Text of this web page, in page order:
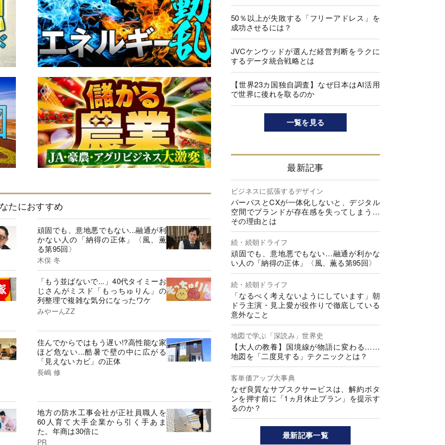
たにおすすめ
頑固でも、意地悪でもない...融通が利
かない人の「納得の正体」〈風、薫
る第95回〉
木俣 冬
「もう並ばないで...」40代タイミーお
じさんがミスド「もっちゅりん」の
列整理で複雑な気分になったワケ
みやーんZZ
住んでからではもう遅い!?高性能な家
ほど危ない...酷暑で壁の中に広がる
「見えないカビ」の正体
長嶋 修
地方の防水工事会社が正社員職人を
60人育て大手企業から引く手あま
た。年商は30倍に
PR
50％以上が失敗する「フリーアドレス」を
成功させるには？
JVCケンウッドが選んだ経営判断をラクに
するデータ統合戦略とは
【世界23カ国独自調査】なぜ日本はAI活用
で世界に後れを取るのか
一覧を見る
最新記事
ビジネスに拡張するデザイン
パーパスとCXが一体化しないと、デジタル
空間でブランドが存在感を失ってしまう…
その理由とは
続・続朝ドライフ
頑固でも、意地悪でもない…融通が利かな
い人の「納得の正体」〈風、薫る第95回〉
続・続朝ドライフ
「なるべく考えないようにしています」朝
ドラ主演・見上愛が役作りで徹底している
意外なこと
地図で学ぶ「深読み」世界史
【大人の教養】国境線が物語に変わる……
地図を「二度見する」テクニックとは？
客単価アップ大事典
なぜ良質なサブスクサービスは、解約ボタ
ンを押す前に「1ヵ月休止プラン」を提示す
るのか？
最新記事一覧